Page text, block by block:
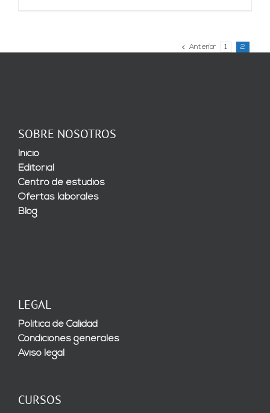
Anterior 1 2
SOBRE NOSOTROS
Inicio
Editorial
Centro de estudios
Ofertas laborales
Blog
LEGAL
Política de Calidad
Condiciones generales
Aviso legal
CURSOS